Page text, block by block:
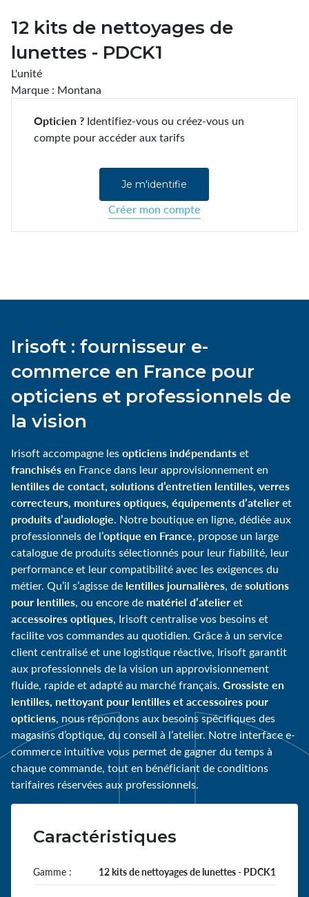
12 kits de nettoyages de
lunettes - PDCK1
L'unité
Marque : Montana
Opticien ? Identifiez-vous ou créez-vous un
compte pour accéder aux tarifs
Je m'identifie
Créer mon compte
Irisoft : fournisseur e-
commerce en France pour
opticiens et professionnels de
la vision
Irisoft accompagne lesopticiens indépendantset
franchisésen France dans leur approvisionnement en
lentilles de contact, solutions d’entretien lentilles, verres
correcteurs, montures optiques, équipements d’atelieret
produits d’audiologie. Notre boutique en ligne, dédiée aux
professionnels de l’optique en France, propose un large
catalogue de produits sélectionnés pour leur fiabilité, leur
performance et leur compatibilité avec les exigences du
métier. Qu’il s’agisse de lentilles journalières, desolutions
pour lentilles, ou encore de matériel d’atelieret
accessoires optiques, Irisoft centralise vos besoins et
facilite vos commandes au quotidien. Grâce à un service
client centralisé et une logistique réactive, Irisoft garantit
aux professionnels de la vision un approvisionnement
fluide, rapide et adapté au marché français. Grossiste en
lentilles, nettoyant pour lentilles et accessoires pour
opticiens, nous répondons aux besoins spécifiques des
magasins d’optique, du conseil à l’atelier. Notre interface e-
commerce intuitive vous permet de gagner du temps à
chaque commande, tout en bénéficiant de conditions
tarifaires réservées aux professionnels.
Caractéristiques
Gamme : 12 kits de nettoyages de lunettes - PDCK1